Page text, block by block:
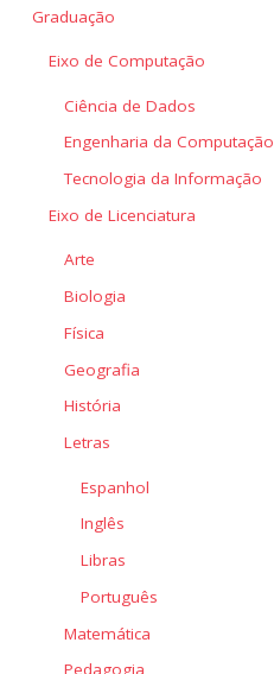
Graduação
Eixo de Computação
Ciência de Dados
Engenharia da Computação
Tecnologia da Informação
Eixo de Licenciatura
Arte
Biologia
Física
Geografia
História
Letras
Espanhol
Inglês
Libras
Português
Matemática